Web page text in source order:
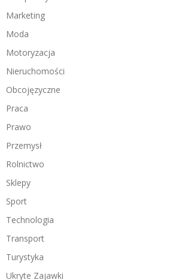
Marketing
Moda
Motoryzacja
Nieruchomości
Obcojęzyczne
Praca
Prawo
Przemysł
Rolnictwo
Sklepy
Sport
Technologia
Transport
Turystyka
Ukryte Zajawki